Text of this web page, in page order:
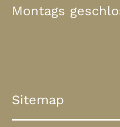
Montags
Sitemap